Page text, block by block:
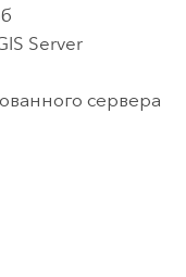
Server
сервера